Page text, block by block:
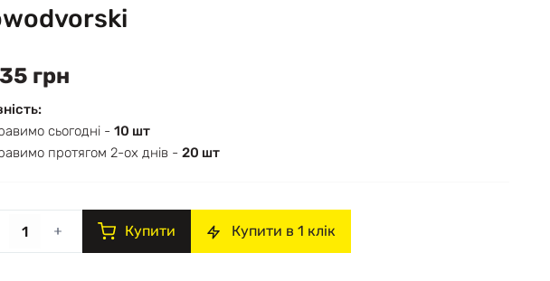
грн
сьогодні - 10 шт
протягом 2-ох днів - 20 шт
Купити Купити в 1 клік